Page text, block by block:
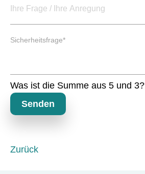
t
lP
h
f
d
Sicherheitsfrage*
Was ist die Summe aus 5 und 3?
Senden
Zurück